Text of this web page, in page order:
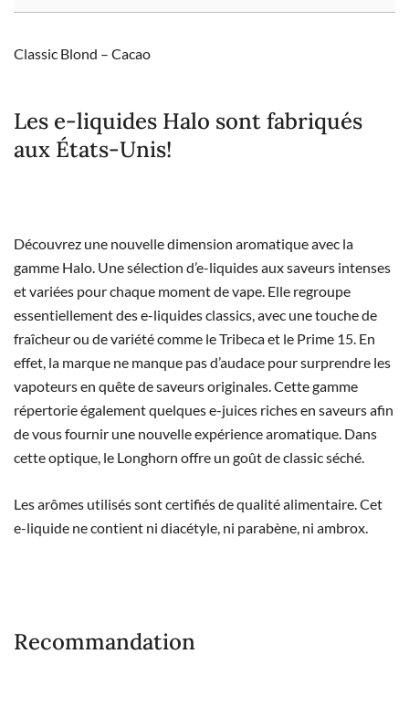
Classic Blond – Cacao
Les e-liquides Halo sont fabriqués
aux États-Unis!
Découvrez une nouvelle dimension aromatique avec la
gamme Halo. Une sélection d’e-liquides aux saveurs intenses
et variées pour chaque moment de vape. Elle regroupe
essentiellement des e-liquides classics, avec une touche de
fraîcheur ou de variété comme le Tribeca et le Prime 15. En
effet, la marque ne manque pas d’audace pour surprendre les
vapoteurs en quête de saveurs originales. Cette gamme
répertorie également quelques e-juices riches en saveurs afin
de vous fournir une nouvelle expérience aromatique. Dans
cette optique, le Longhorn offre un goût de classic séché.
Les arômes utilisés sont certifiés de qualité alimentaire. Cet
e-liquide ne contient ni diacétyle, ni parabène, ni ambrox.
Recommandation